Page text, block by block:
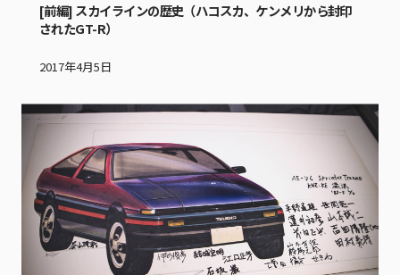
[前編] スカイラインの歴史（ハコスカ、ケンメリから封印
されたGT-R）
2017年4月5日